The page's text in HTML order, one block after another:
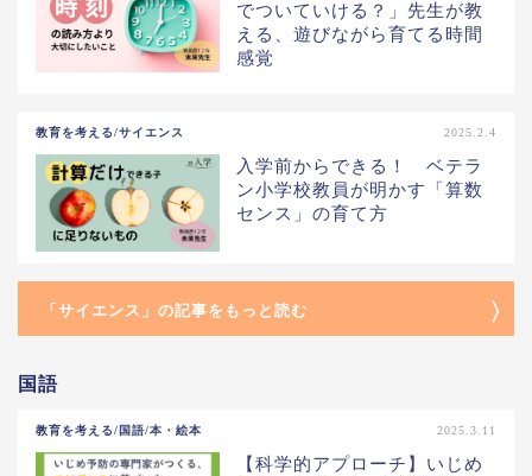
でついていける？」先生が教
える、遊びながら育てる時間
感覚
教育を考える/サイエンス 2025.2.4
入学前からできる！ ベテラ
ン小学校教員が明かす「算数
センス」の育て方
「サイエンス」の記事をもっと読む
国語
教育を考える/国語/本・絵本 2025.3.11
【科学的アプローチ】いじめ